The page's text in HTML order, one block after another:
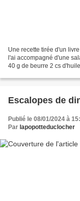
Une recette tirée d'un
l'ai accompagné d'une
40 g de beurre 2 cs
Escalopes de
Publié le 08/01/2024 à
Par lapopotteduclocher